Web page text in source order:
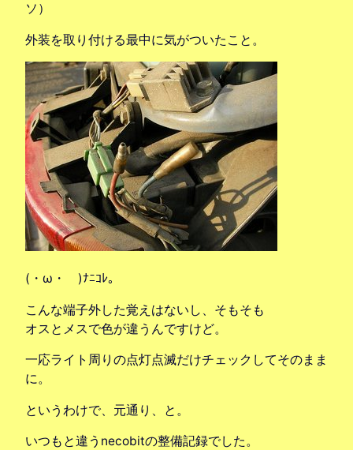
ソ）
外装を取り付ける最中に気がついたこと。
(・ω・ )ﾅﾆｺﾚ。
こんな端子外した覚えはないし、そもそも
オスとメスで色が違うんですけど。
一応ライト周りの点灯点滅だけチェックしてそのまま
に。
というわけで、元通り、と。
いつもと違うnecobitの整備記録でした。